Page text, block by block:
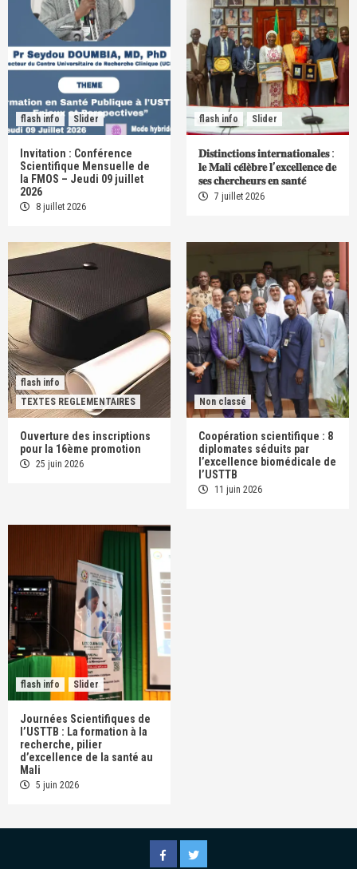
flash info Slider
Invitation : Conférence
Scientifique Mensuelle de
la FMOS – Jeudi 09 juillet
2026
8 juillet 2026
flash info Slider
𝐃𝐢𝐬𝐭𝐢𝐧𝐜𝐭𝐢𝐨𝐧𝐬 𝐢𝐧𝐭𝐞𝐫𝐧𝐚𝐭𝐢𝐨𝐧𝐚𝐥𝐞𝐬 :
𝐥𝐞 𝐌𝐚𝐥𝐢 𝐜𝐞́𝐥𝐞̀𝐛𝐫𝐞 𝐥’𝐞𝐱𝐜𝐞𝐥𝐥𝐞𝐧𝐜𝐞 𝐝𝐞
𝐬𝐞𝐬 𝐜𝐡𝐞𝐫𝐜𝐡𝐞𝐮𝐫𝐬 𝐞𝐧 𝐬𝐚𝐧𝐭𝐞́
7 juillet 2026
flash info
TEXTES REGLEMENTAIRES
Ouverture des inscriptions
pour la 16ème promotion
25 juin 2026
Non classé
Coopération scientifique : 8
diplomates séduits par
l’excellence biomédicale de
l’USTTB
11 juin 2026
flash info Slider
Journées Scientifiques de
l’USTTB : La formation à la
recherche, pilier
d’excellence de la santé au
Mali
5 juin 2026
FacebookTwitter